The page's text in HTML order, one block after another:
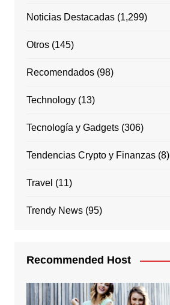
Noticias Destacadas(1,299)
Otros(145)
Recomendados(98)
Technology(13)
Tecnología y Gadgets(306)
Tendencias Crypto y Finanzas(8)
Travel (11)
Trendy News(95)
Recommended Host